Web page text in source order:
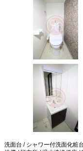
洗面台 / シャワー付洗面化粧